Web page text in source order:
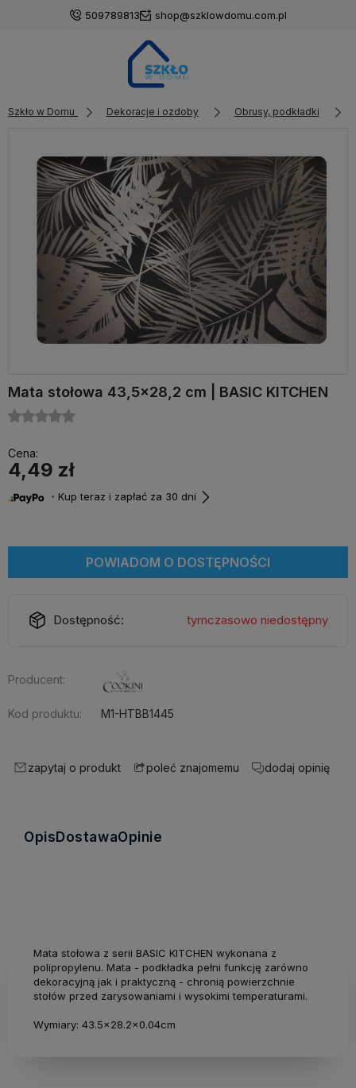
509789813 shop@szklowdomu.com.pl
Szkło w Domu Dekoracje i ozdoby Obrusy, podkładki
Mata stołowa 43,5x28,2 cm | BASIC KITCHEN
Cena:
4,49 zł
・Kup teraz i zapłać za 30 dni
POWIADOM O DOSTĘPNOŚCI
Dostępność: tymczasowo niedostępny
Producent:
Kod produktu: M1-HTBB1445
zapytaj o produkt poleć znajomemu dodaj opinię
OpisDostawaOpinie
Mata stołowa z serii BASIC KITCHEN wykonana z
polipropylenu. Mata - podkładka pełni funkcję zarówno
dekoracyjną jak i praktyczną - chronią powierzchnie
stołów przed zarysowaniami i wysokimi temperaturami.
Wymiary: 43.5x28.2x0.04cm